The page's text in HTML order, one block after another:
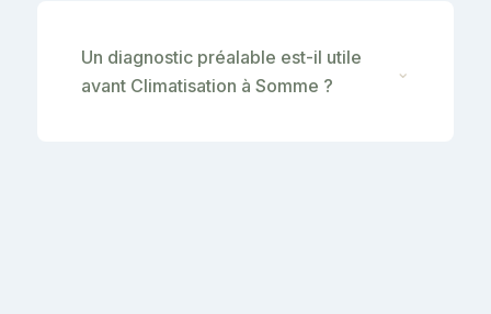
Un diagnostic préalable est-il utile
avant Climatisation à Somme ?
⌄